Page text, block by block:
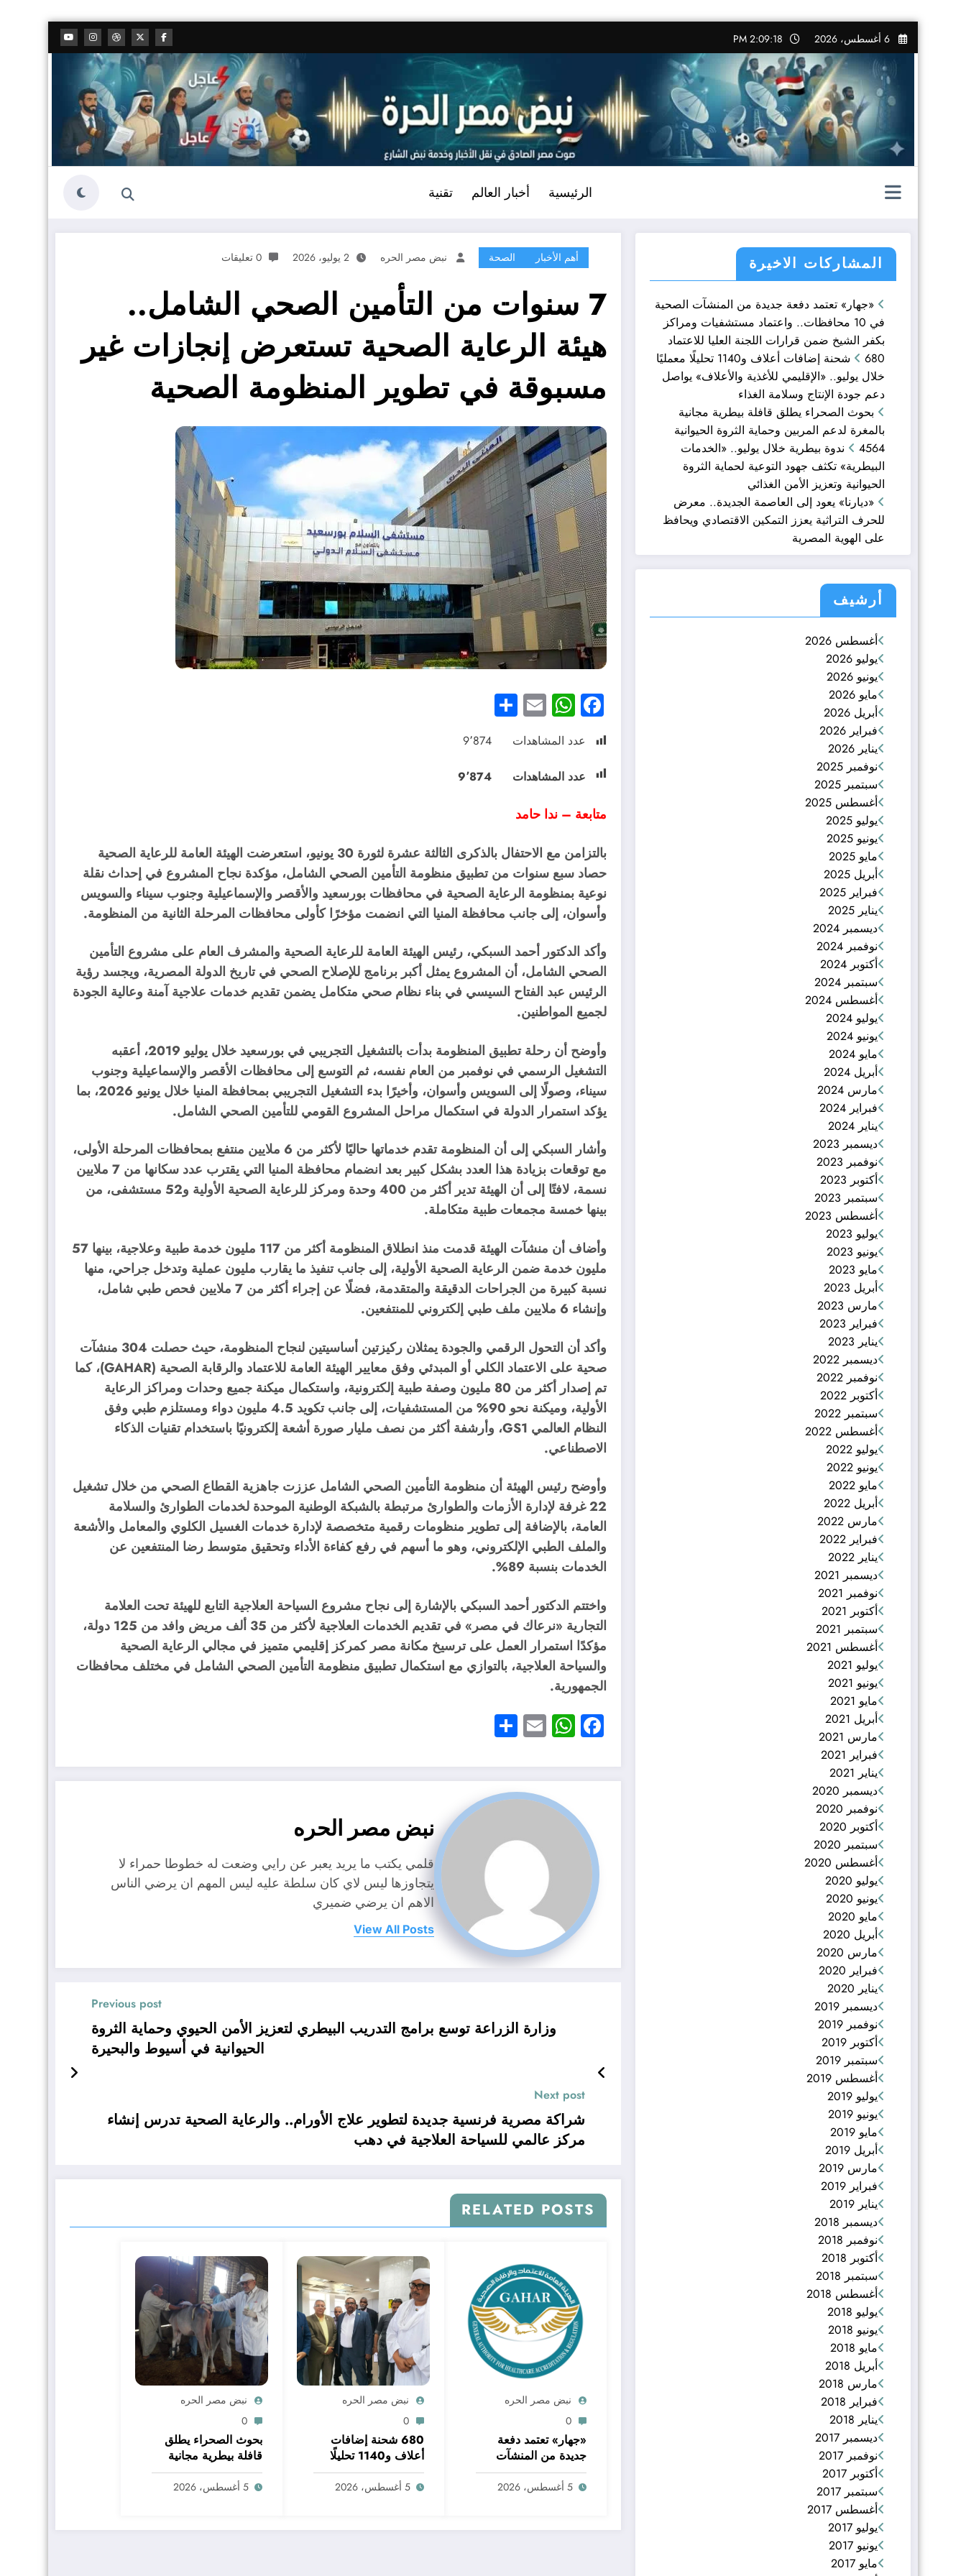
التجاوز
إلى
المحتوى
6 أغسطس، 2026 2:09:19 PM
الرئيسية أخبار العالم تقنية
المشاركات الاخيرة
«جهار» تعتمد دفعة جديدة من المنشآت الصحية
في 10 محافظات.. واعتماد مستشفيات ومراكز
بكفر الشيخ ضمن قرارات اللجنة العليا للاعتماد
680 شحنة إضافات أعلاف و1140 تحليلًا معمليًا
خلال يوليو.. «الإقليمي للأغذية والأعلاف» يواصل
دعم جودة الإنتاج وسلامة الغذاء
بحوث الصحراء يطلق قافلة بيطرية مجانية
بالمغرة لدعم المربين وحماية الثروة الحيوانية
4564 ندوة بيطرية خلال يوليو.. «الخدمات
البيطرية» تكثف جهود التوعية لحماية الثروة
الحيوانية وتعزيز الأمن الغذائي
«ديارنا» يعود إلى العاصمة الجديدة.. معرض
للحرف التراثية يعزز التمكين الاقتصادي ويحافظ
على الهوية المصرية
أرشيف
أغسطس 2026
يوليو 2026
يونيو 2026
مايو 2026
أبريل 2026
فبراير 2026
يناير 2026
نوفمبر 2025
سبتمبر 2025
أغسطس 2025
يوليو 2025
يونيو 2025
مايو 2025
أبريل 2025
فبراير 2025
يناير 2025
ديسمبر 2024
نوفمبر 2024
أكتوبر 2024
سبتمبر 2024
أغسطس 2024
يوليو 2024
يونيو 2024
مايو 2024
أبريل 2024
مارس 2024
فبراير 2024
يناير 2024
ديسمبر 2023
نوفمبر 2023
أكتوبر 2023
سبتمبر 2023
أغسطس 2023
يوليو 2023
يونيو 2023
مايو 2023
أبريل 2023
مارس 2023
فبراير 2023
يناير 2023
ديسمبر 2022
نوفمبر 2022
أكتوبر 2022
سبتمبر 2022
أغسطس 2022
يوليو 2022
يونيو 2022
مايو 2022
أبريل 2022
مارس 2022
فبراير 2022
يناير 2022
ديسمبر 2021
نوفمبر 2021
أكتوبر 2021
سبتمبر 2021
أغسطس 2021
يوليو 2021
يونيو 2021
مايو 2021
أبريل 2021
مارس 2021
فبراير 2021
يناير 2021
ديسمبر 2020
نوفمبر 2020
أكتوبر 2020
سبتمبر 2020
أغسطس 2020
يوليو 2020
يونيو 2020
مايو 2020
أبريل 2020
مارس 2020
فبراير 2020
يناير 2020
ديسمبر 2019
نوفمبر 2019
أكتوبر 2019
سبتمبر 2019
أغسطس 2019
يوليو 2019
يونيو 2019
مايو 2019
أبريل 2019
مارس 2019
فبراير 2019
يناير 2019
ديسمبر 2018
نوفمبر 2018
أكتوبر 2018
سبتمبر 2018
أغسطس 2018
يوليو 2018
يونيو 2018
مايو 2018
أبريل 2018
مارس 2018
فبراير 2018
يناير 2018
ديسمبر 2017
نوفمبر 2017
أكتوبر 2017
سبتمبر 2017
أغسطس 2017
يوليو 2017
يونيو 2017
مايو 2017
أهم الأخبار الصحة نبض مصر الحره 2 يوليو، 2026 0 تعليقات
7 سنوات من التأمين الصحي الشامل..
هيئة الرعاية الصحية تستعرض إنجازات غير
مسبوقة في تطوير المنظومة الصحية
Facebook
WhatsApp
Email
عدد المشاهدات 9٬874
عدد المشاهدات 9٬874
متابعة – ندا حامد
بالتزامن مع الاحتفال بالذكرى الثالثة عشرة لثورة 30 يونيو، استعرضت الهيئة العامة للرعاية الصحية
حصاد سبع سنوات من تطبيق منظومة التأمين الصحي الشامل، مؤكدة نجاح المشروع في إحداث نقلة
نوعية بمنظومة الرعاية الصحية في محافظات بورسعيد والأقصر والإسماعيلية وجنوب سيناء والسويس
وأسوان، إلى جانب محافظة المنيا التي انضمت مؤخرًا كأولى محافظات المرحلة الثانية من المنظومة.
وأكد الدكتور أحمد السبكي، رئيس الهيئة العامة للرعاية الصحية والمشرف العام على مشروع التأمين
الصحي الشامل، أن المشروع يمثل أكبر برنامج للإصلاح الصحي في تاريخ الدولة المصرية، ويجسد رؤية
الرئيس عبد الفتاح السيسي في بناء نظام صحي متكامل يضمن تقديم خدمات علاجية آمنة وعالية الجودة
لجميع المواطنين.
وأوضح أن رحلة تطبيق المنظومة بدأت بالتشغيل التجريبي في بورسعيد خلال يوليو 2019، أعقبه
التشغيل الرسمي في نوفمبر من العام نفسه، ثم التوسع إلى محافظات الأقصر والإسماعيلية وجنوب
سيناء، وصولًا إلى السويس وأسوان، وأخيرًا بدء التشغيل التجريبي بمحافظة المنيا خلال يونيو 2026، بما
يؤكد استمرار الدولة في استكمال مراحل المشروع القومي للتأمين الصحي الشامل.
وأشار السبكي إلى أن المنظومة تقدم خدماتها حاليًا لأكثر من 6 ملايين منتفع بمحافظات المرحلة الأولى،
مع توقعات بزيادة هذا العدد بشكل كبير بعد انضمام محافظة المنيا التي يقترب عدد سكانها من 7 ملايين
نسمة، لافتًا إلى أن الهيئة تدير أكثر من 400 وحدة ومركز للرعاية الصحية الأولية و52 مستشفى، من
بينها خمسة مجمعات طبية متكاملة.
وأضاف أن منشآت الهيئة قدمت منذ انطلاق المنظومة أكثر من 117 مليون خدمة طبية وعلاجية، بينها 57
مليون خدمة ضمن الرعاية الصحية الأولية، إلى جانب تنفيذ ما يقارب مليون عملية وتدخل جراحي، منها
نسبة كبيرة من الجراحات الدقيقة والمتقدمة، فضلًا عن إجراء أكثر من 7 ملايين فحص طبي شامل،
وإنشاء 6 ملايين ملف طبي إلكتروني للمنتفعين.
وأكد أن التحول الرقمي والجودة يمثلان ركيزتين أساسيتين لنجاح المنظومة، حيث حصلت 304 منشآت
صحية على الاعتماد الكلي أو المبدئي وفق معايير الهيئة العامة للاعتماد والرقابة الصحية (GAHAR)، كما
تم إصدار أكثر من 80 مليون وصفة طبية إلكترونية، واستكمال ميكنة جميع وحدات ومراكز الرعاية
الأولية، وميكنة نحو 90% من المستشفيات، إلى جانب تكويد 4.5 مليون دواء ومستلزم طبي وفق
النظام العالمي GS1، وأرشفة أكثر من نصف مليار صورة أشعة إلكترونيًا باستخدام تقنيات الذكاء
الاصطناعي.
وأوضح رئيس الهيئة أن منظومة التأمين الصحي الشامل عززت جاهزية القطاع الصحي من خلال تشغيل
22 غرفة لإدارة الأزمات والطوارئ مرتبطة بالشبكة الوطنية الموحدة لخدمات الطوارئ والسلامة
العامة، بالإضافة إلى تطوير منظومات رقمية متخصصة لإدارة خدمات الغسيل الكلوي والمعامل والأشعة
والملف الطبي الإلكتروني، وهو ما أسهم في رفع كفاءة الأداء وتحقيق متوسط رضا المنتفعين عن
الخدمات بنسبة 89%.
واختتم الدكتور أحمد السبكي بالإشارة إلى نجاح مشروع السياحة العلاجية التابع للهيئة تحت العلامة
التجارية «نرعاك في مصر» في تقديم الخدمات العلاجية لأكثر من 35 ألف مريض وافد من 125 دولة،
مؤكدًا استمرار العمل على ترسيخ مكانة مصر كمركز إقليمي متميز في مجالي الرعاية الصحية
والسياحة العلاجية، بالتوازي مع استكمال تطبيق منظومة التأمين الصحي الشامل في مختلف محافظات
الجمهورية.
Facebook
WhatsApp
Email
نبض مصر الحره
قلمي يكتب ما يريد يعبر عن رايي وضعت له خطوطا حمراء لا
يتجاوزها ليس لاي كان سلطة عليه ليس المهم ان يرضي الناس
الاهم ان يرضي ضميري
View All Posts
Previous post
وزارة الزراعة توسع برامج التدريب البيطري لتعزيز الأمن الحيوي وحماية الثروة
الحيوانية في أسيوط والبحيرة
Next post
شراكة مصرية فرنسية جديدة لتطوير علاج الأورام.. والرعاية الصحية تدرس إنشاء
مركز عالمي للسياحة العلاجية في دهب
RELATED POSTS
نبض مصر الحره
0
«جهار» تعتمد دفعة
جديدة من المنشآت
الصحية في 10
محافظات.. واعتماد
قرارات اللجنة العليا
5 أغسطس، 2026
نبض مصر الحره
0
680 شحنة إضافات
أعلاف و1140 تحليلًا
معمليًا خلال يوليو..
«الإقليمي للأغذية
الغذاء
5 أغسطس، 2026
نبض مصر الحره
0
بحوث الصحراء يطلق
قافلة بيطرية مجانية
بالمغرة لدعم المربين
وحماية الثروة الحيوانية
5 أغسطس، 2026